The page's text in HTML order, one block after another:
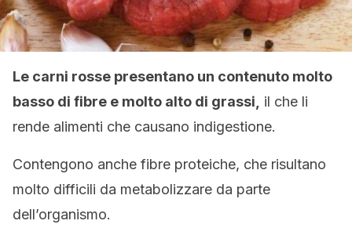
Le carni rosse presentano un contenuto molto
basso di fibre e molto alto di grassi,
il che li
rende alimenti che causano indigestione.
Contengono anche fibre proteiche, che risultano
molto difficili da metabolizzare da parte
dell’organismo.